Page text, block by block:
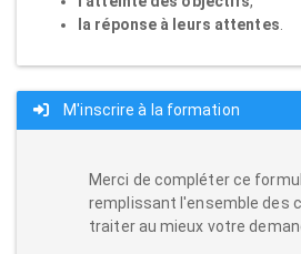
la réponse à leurs attentes
M'inscrire à la formation
Merci de compléter ce
remplissant l'ensemble des
traiter au mieux votre